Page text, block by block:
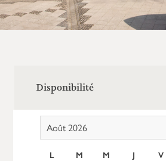
Disponibilité
Août 2026
L M M J V